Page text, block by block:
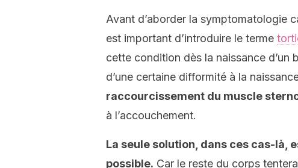
Avant d’aborder la symptomatologie
est important d’introduire le terme
cette condition dès la naissance
d’une certaine difformité à la
raccourcissement du muscle
à l’accouchement.
La seule solution, dans ces cas-là,
possible. Car le reste du corps